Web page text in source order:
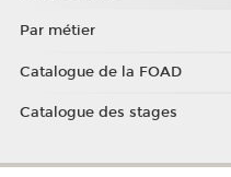
Par métier
Catalogue de la FOAD
Catalogue des stages